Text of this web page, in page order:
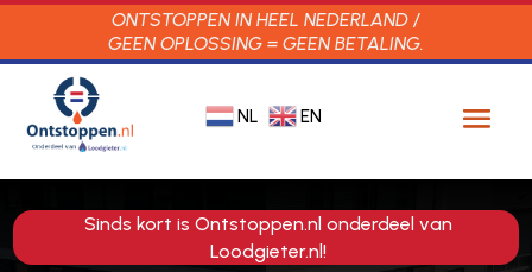
ONTSTOPPEN IN HEEL NEDERLAND /
GEEN OPLOSSING = GEEN BETALING.
NL EN
Sinds kort is Ontstoppen.nl onderdeel van
Loodgieter.nl!